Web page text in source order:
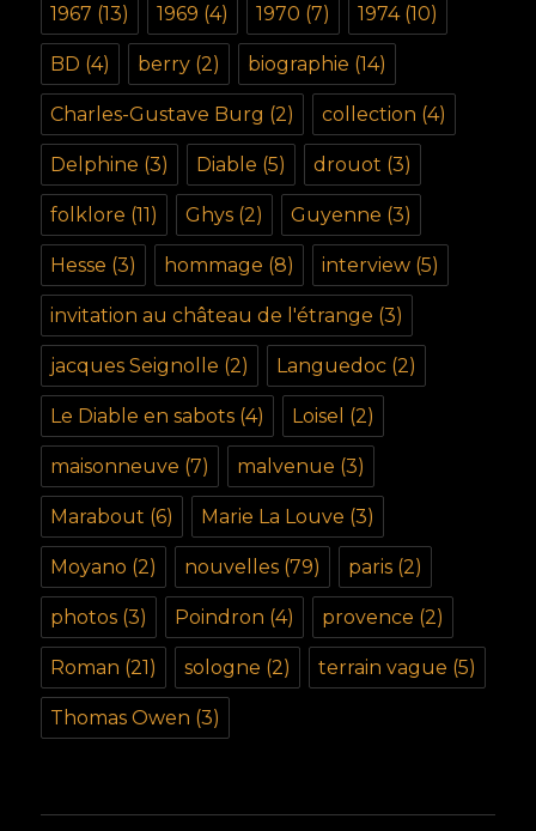
1967 (13) 1969 (4) 1970 (7) 1974(10)
BD (4) berry (2) biographie (14)
Charles-Gustave Burg (2) collection (4)
Delphine (3) Diable (5) drouot (3)
folklore (11) Ghys (2) Guyenne (3)
Hesse (3) hommage (8) interview (5)
invitation au château de l'étrange (3)
jacques Seignolle (2) Languedoc (2)
Le Diable en sabots (4) Loisel (2)
maisonneuve (7) malvenue (3)
Marabout (6) Marie La Louve (3)
Moyano (2) nouvelles (79) paris (2)
photos (3) Poindron (4) provence (2)
Roman (21) sologne (2) terrain vague (5)
Thomas Owen (3)